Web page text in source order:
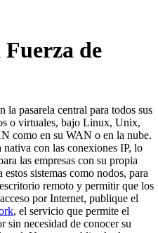
de
pasarela central para todos sus
o virtuales, bajo Linux, Unix,
como en su WAN o en la nube.
con las conexiones IP, lo
las empresas con su propia
sistemas como nodos, para
remoto y permitir que los
por Internet, publique el
, el servicio que permite el
sin necesidad de conocer su